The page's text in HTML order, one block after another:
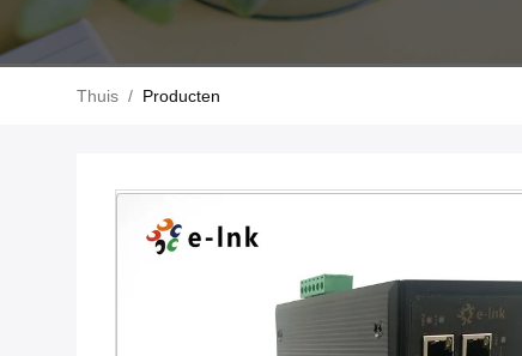
Thuis / Producten